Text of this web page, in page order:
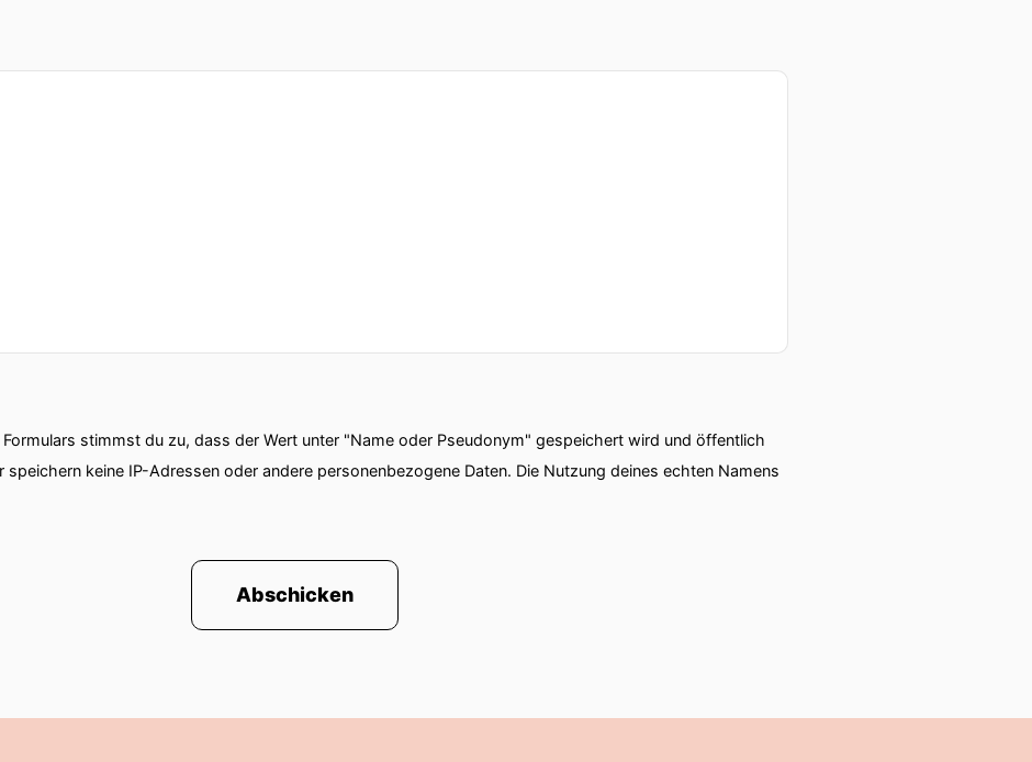
stimmst du zu, dass der Wert unter "Name oder Pseudonym" gespeichert wird und öffentlich
speichern keine IP-Adressen oder andere personenbezogene Daten. Die Nutzung deines echten Namens
Abschicken